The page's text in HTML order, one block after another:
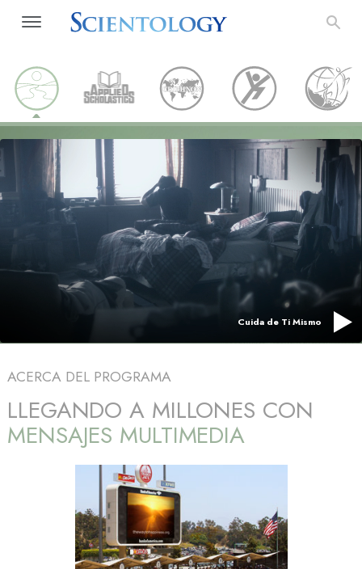
Cuida de Ti Mismo
ACERCA DEL PROGRAMA
LLEGANDO A MILLONES CON
MENSAJES MULTIMEDIA